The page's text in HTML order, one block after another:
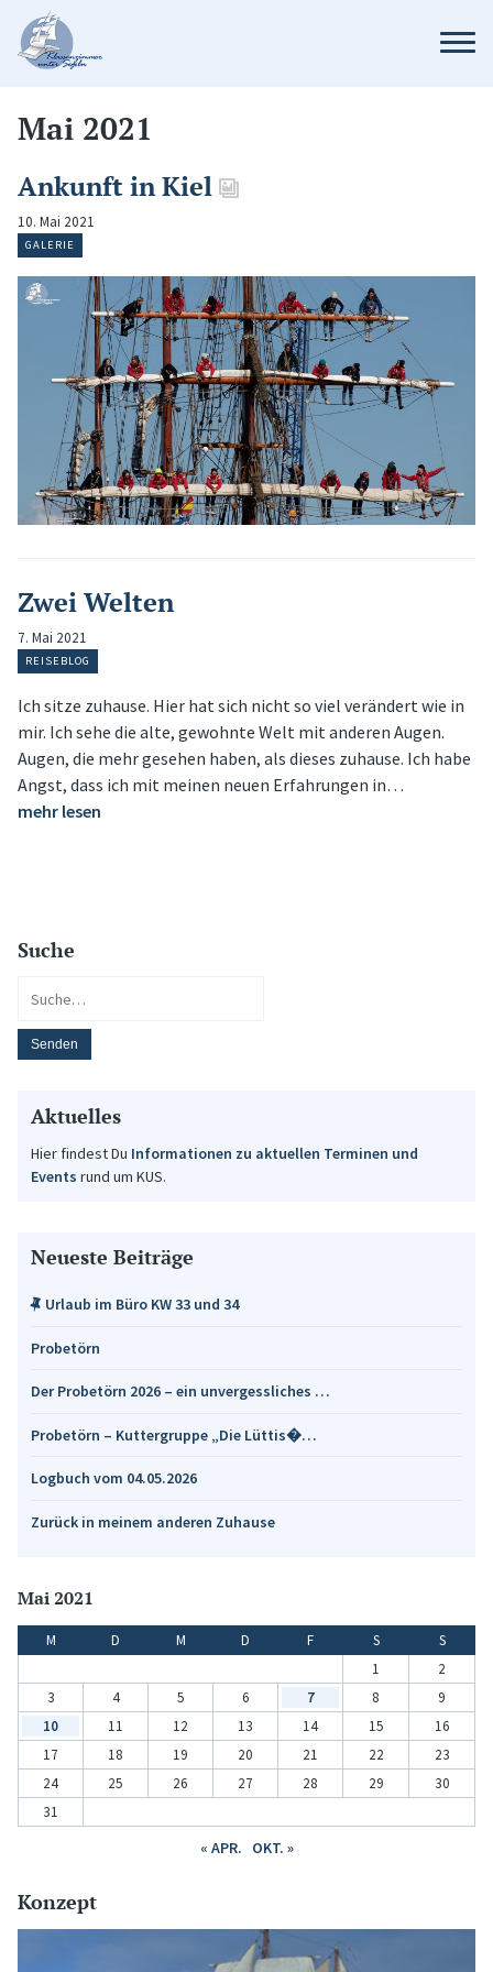
Mai 2021
Ankunft in Kiel
10. Mai 2021
GALERIE
Zwei Welten
7. Mai 2021
REISEBLOG
Ich sitze zuhause. Hier hat sich nicht so viel verändert wie in
mir. Ich sehe die alte, gewohnte Welt mit anderen Augen.
Augen, die mehr gesehen haben, als dieses zuhause. Ich habe
Angst, dass ich mit meinen neuen Erfahrungen in…
mehr lesen
Suche
Aktuelles
Hier findest Du Informationen zu aktuellen Terminen und
Events rund um KUS.
Neueste Beiträge
Urlaub im Büro KW 33 und 34
Probetörn
Der Probetörn 2026 – ein unvergessliches …
Probetörn – Kuttergruppe „Die Lüttis�…
Logbuch vom 04.05.2026
Zurück in meinem anderen Zuhause
Mai 2021
M D M D F S
S
1
2
3
4 5 6 7 8
9
10
11 12 13 14 15
16
17
18 19 20 21 22
23
24
25 26 27 28 29
30
31
« APR. OKT. »
Konzept